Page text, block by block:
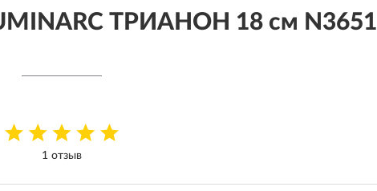
ТРИАНОН 18 см N3651
1 отзыв